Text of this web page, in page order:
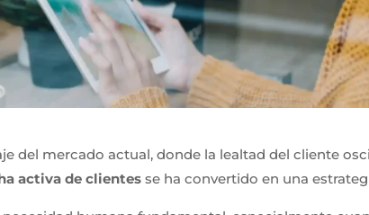
del mercado actual, donde la lealtad del cliente
activa de clientes se ha convertido en una